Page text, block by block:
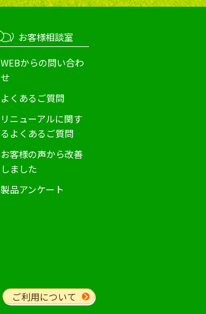
お客様相談室
WEBからの問い合わ
せ
よくあるご質問
リニューアルに関す
るよくあるご質問
お客様の声から改善
しました
製品アンケート
ご利用について